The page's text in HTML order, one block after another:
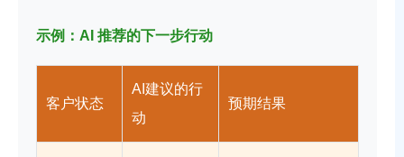
示例：AI 推荐的下一步行动
客户状态
AI建议的行
动
预期结果